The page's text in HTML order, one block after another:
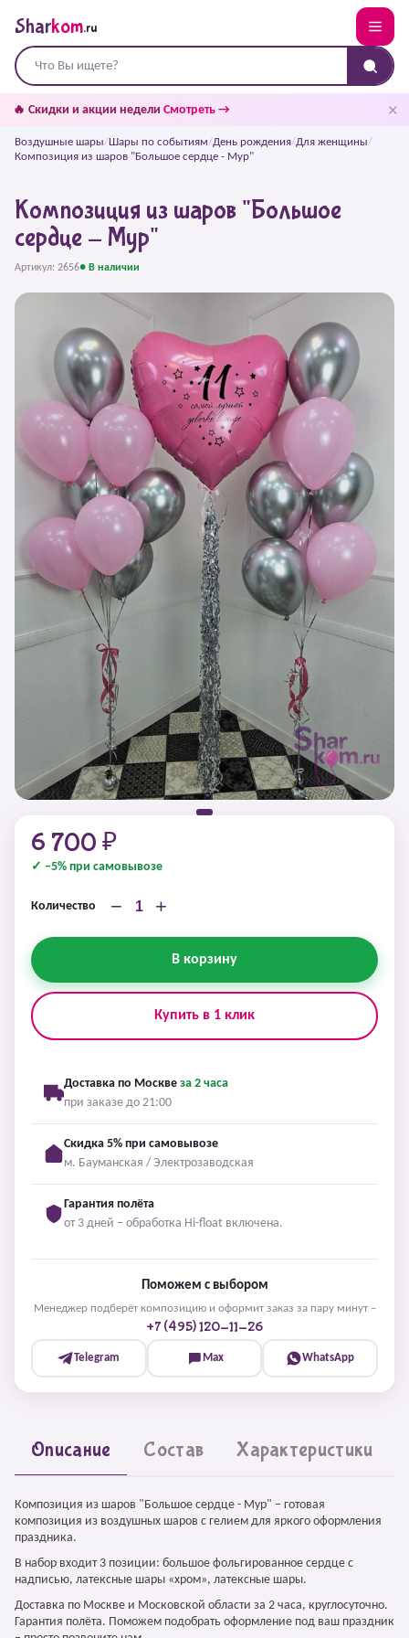
Sharkom.ru
🔥 Скидки и акции недели Смотреть → ✕
Воздушные шары/Шары по событиям/День рождения/Для женщины/
Композиция из шаров "Большое сердце - Мур"
Композиция из шаров "Большое
сердце - Мур"
Артикул: 2656● В наличии
6 700 ₽
✓ −5% при самовывозе
Количество − +
В корзину
Купить в 1 клик
Доставка по Москве за 2 часа
при заказе до 21:00
Скидка 5% при самовывозе
м. Бауманская / Электрозаводская
Гарантия полёта
от 3 дней – обработка Hi-float включена.
Поможем с выбором
Менеджер подберёт композицию и оформит заказ за пару минут –
+7 (495) 120-11-26
Telegram Max WhatsApp
Описание Состав Характеристики
Композиция из шаров "Большое сердце - Мур" – готовая
композиция из воздушных шаров с гелием для яркого оформления
праздника.
В набор входит 3 позиции: большое фольгированное сердце с
надписью, латексные шары «хром», латексные шары.
Доставка по Москве и Московской области за 2 часа, круглосуточно.
Гарантия полёта. Поможем подобрать оформление под ваш праздник